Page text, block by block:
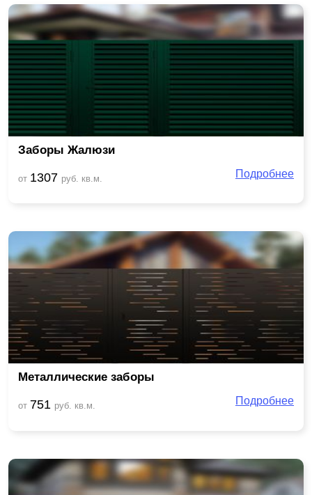
Заборы Жалюзи
от 1307 руб. кв.м. Подробнее
Металлические заборы
от 751 руб. кв.м. Подробнее